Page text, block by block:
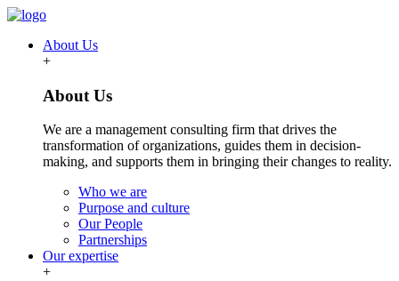
About Us
+
About Us
We are a management consulting firm that drives the
transformation of organizations, guides them in decision-
making, and supports them in bringing their changes to reality.
Who we are
Purpose and culture
Our People
Partnerships
Our expertise
+